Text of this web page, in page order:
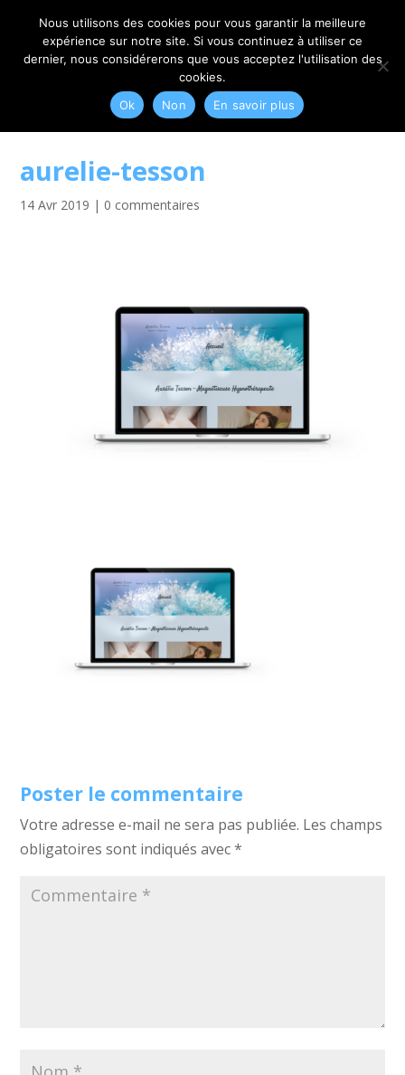
06 79 42 10 00 CONTACT@MYRIAM-CORBET.NET
aurelie-tesson
14 Avr 2019 | 0 commentaires
Poster le commentaire
Votre adresse e-mail ne sera pas publiée. Les champs
obligatoires sont indiqués avec*
Nous utilisons des cookies pour vous garantir la meilleure
expérience sur notre site. Si vous continuez à utiliser ce
dernier, nous considérerons que vous acceptez l'utilisation des
cookies.
Ok
Non En savoir plus